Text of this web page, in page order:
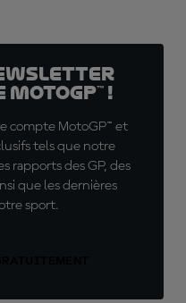
!
compte MotoGP™ et
tels que notre
rapports des GP, des
que les dernières
sport.